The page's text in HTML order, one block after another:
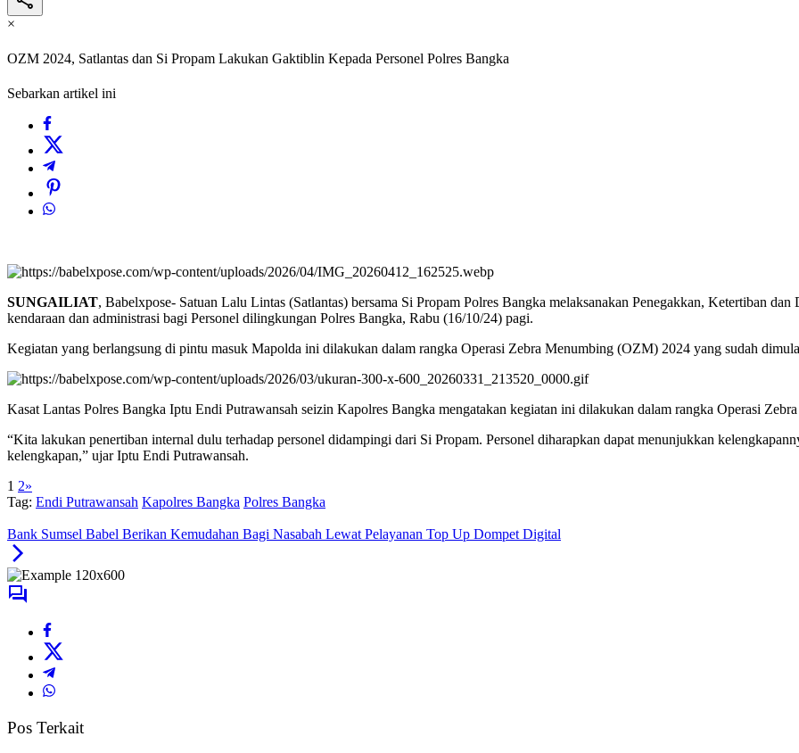
×
OZM 2024, Satlantas dan Si Propam Lakukan Gaktiblin Kepada Personel Polres Bangka
Sebarkan artikel ini
SUNGAILIAT, Babelxpose- Satuan Lalu Lintas (Satlantas) bersama Si Propam Polres Bangka melaksanakan Penegakkan, Ketertiban
kendaraan dan administrasi bagi Personel dilingkungan Polres Bangka, Rabu (16/10/24) pagi.
Kegiatan yang berlangsung di pintu masuk Mapolda ini dilakukan dalam rangka Operasi Zebra Menumbing (OZM) 2024 yang sudah
Kasat Lantas Polres Bangka Iptu Endi Putrawansah seizin Kapolres Bangka mengatakan kegiatan ini dilakukan dalam rangka Operasi
“Kita lakukan penertiban internal dulu terhadap personel didampingi dari Si Propam. Personel diharapkan dapat menunjukkan
kelengkapan,” ujar Iptu Endi Putrawansah.
1 2»
Tag: Endi Putrawansah Kapolres Bangka Polres Bangka
Bank Sumsel Babel Berikan Kemudahan Bagi Nasabah Lewat Pelayanan Top Up Dompet Digital
Pos Terkait